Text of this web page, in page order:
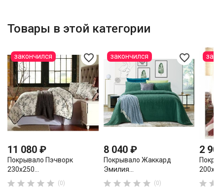
Товары в этой категории
favorite_border
11 080 ₽
Покрывало Пэчворк
230х250...
     (0)
закончился favorite_border
8 040 ₽
Покрывало Жаккард
Эмилия...
     (0)
закончился
2
 